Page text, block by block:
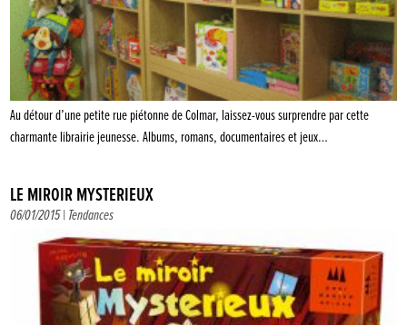
Au détour d’une petite rue piétonne de Colmar, laissez-vous surprendre par cette
charmante librairie jeunesse. Albums, romans, documentaires et jeux…
LE MIROIR MYSTÉRIEUX
06/01/2015 |Tendances